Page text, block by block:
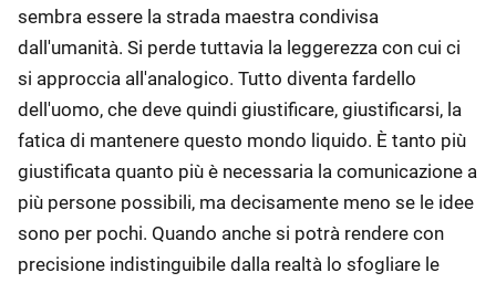
sembra essere la strada maestra condivisa
dall'umanità. Si perde tuttavia la leggerezza con cui ci
si approccia all'analogico. Tutto diventa fardello
dell'uomo, che deve quindi giustificare, giustificarsi, la
fatica di mantenere questo mondo liquido. È tanto più
giustificata quanto più è necessaria la comunicazione a
più persone possibili, ma decisamente meno se le idee
sono per pochi. Quando anche si potrà rendere con
precisione indistinguibile dalla realtà lo sfogliare le